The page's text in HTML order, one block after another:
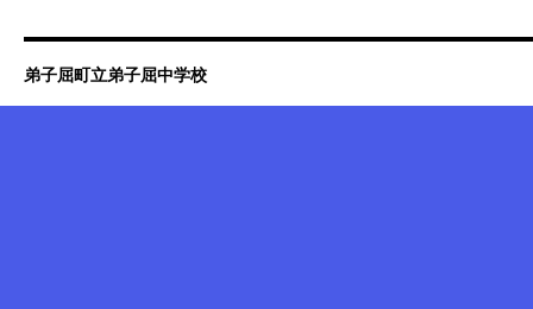
弟子屈町立弟子屈中学校